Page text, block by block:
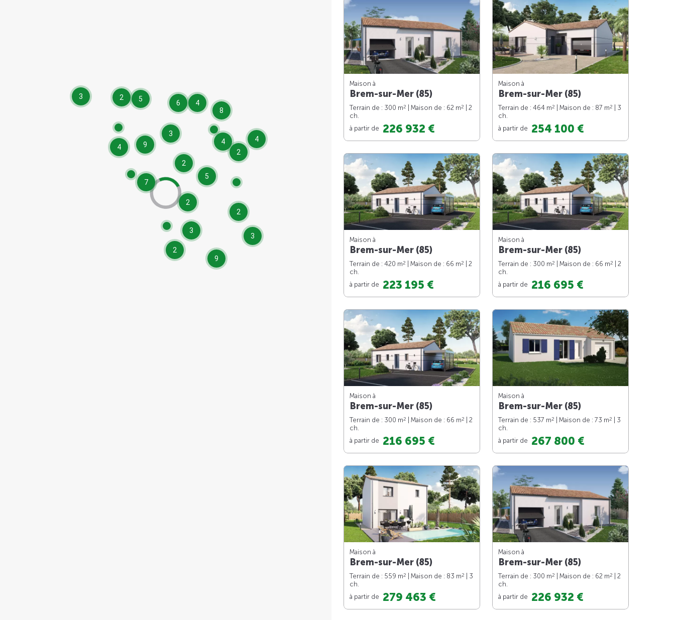
2
8
5
9
2
4
6 4
3
2
7
4
5
9
4
3
3
2
2
3
2
Maison à
Brem-sur-Mer (85)
Terrain de : 300 m2 | Maison de : 62 m2
| 2
ch.
à partir de 226 932 €
Maison à
Brem-sur-Mer (85)
Terrain de : 464 m2 | Maison de : 87 m2
| 3
ch.
à partir de 254 100 €
Maison à
Brem-sur-Mer (85)
Terrain de : 420 m2 | Maison de : 66 m2
| 2
ch.
à partir de 223 195 €
Maison à
Brem-sur-Mer (85)
Terrain de : 300 m2 | Maison de : 66 m2
| 2
ch.
à partir de 216 695 €
Maison à
Brem-sur-Mer (85)
Terrain de : 300 m2 | Maison de : 66 m2
| 2
ch.
à partir de 216 695 €
Maison à
Brem-sur-Mer (85)
Terrain de : 537 m2 | Maison de : 73 m2
| 3
ch.
à partir de 267 800 €
Maison à
Brem-sur-Mer (85)
Terrain de : 559 m2 | Maison de : 83 m2
| 3
ch.
à partir de 279 463 €
Maison à
Brem-sur-Mer (85)
Terrain de : 300 m2 | Maison de : 62 m2
| 2
ch.
à partir de 226 932 €